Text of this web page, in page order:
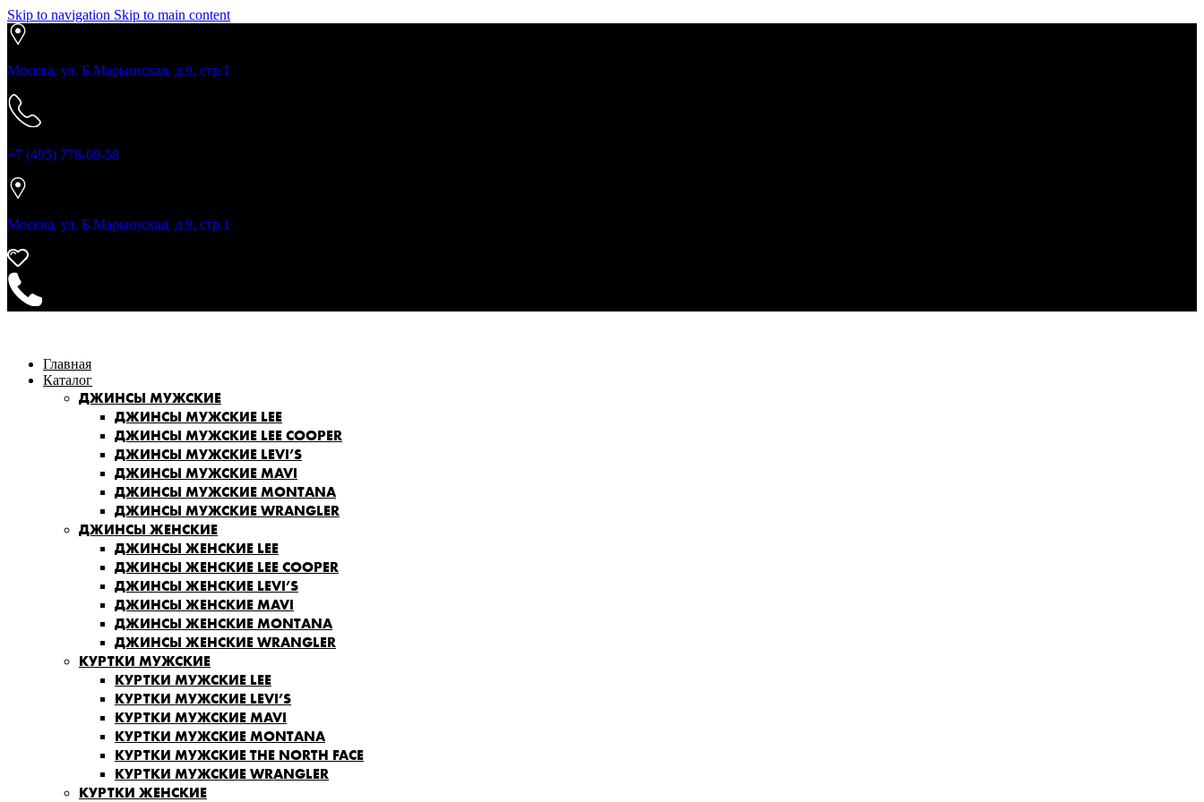
Skip to navigation Skip to main content
Москва, ул. Б.Марьинская, д.9, стр.1
+7 (495) 778-69-58
Москва, ул. Б.Марьинская, д.9, стр.1
Главная
Каталог
ДЖИНСЫ МУЖСКИЕ
ДЖИНСЫ МУЖСКИЕ LEE
ДЖИНСЫ МУЖСКИЕ LEE COOPER
ДЖИНСЫ МУЖСКИЕ LEVI’S
ДЖИНСЫ МУЖСКИЕ MAVI
ДЖИНСЫ МУЖСКИЕ MONTANA
ДЖИНСЫ МУЖСКИЕ WRANGLER
ДЖИНСЫ ЖЕНСКИЕ
ДЖИНСЫ ЖЕНСКИЕ LEE
ДЖИНСЫ ЖЕНСКИЕ LEE COOPER
ДЖИНСЫ ЖЕНСКИЕ LEVI’S
ДЖИНСЫ ЖЕНСКИЕ MAVI
ДЖИНСЫ ЖЕНСКИЕ MONTANA
ДЖИНСЫ ЖЕНСКИЕ WRANGLER
КУРТКИ МУЖСКИЕ
КУРТКИ МУЖСКИЕ LEE
КУРТКИ МУЖСКИЕ LEVI’S
КУРТКИ МУЖСКИЕ MAVI
КУРТКИ МУЖСКИЕ MONTANA
КУРТКИ МУЖСКИЕ THE NORTH FACE
КУРТКИ МУЖСКИЕ WRANGLER
КУРТКИ ЖЕНСКИЕ